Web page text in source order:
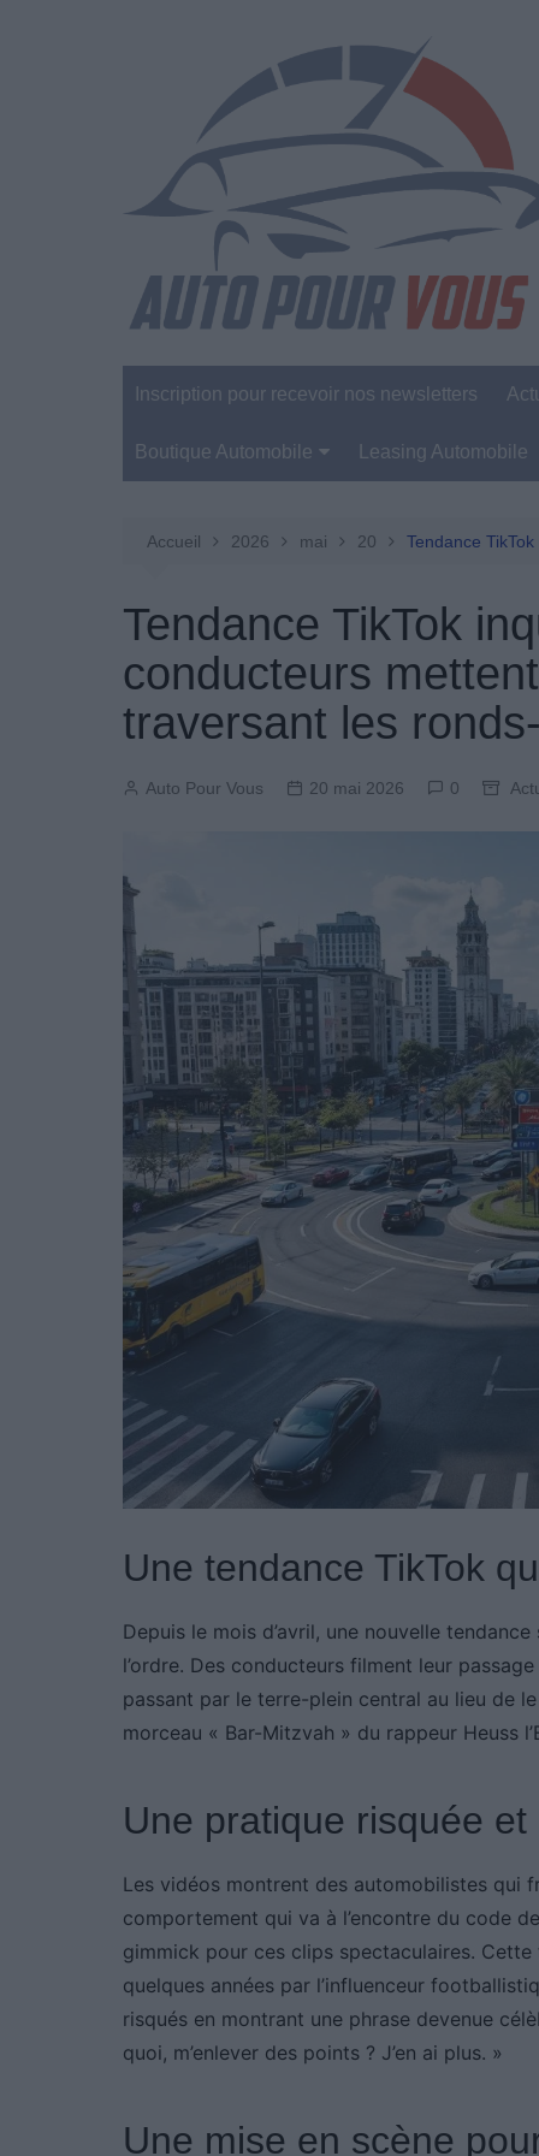
Inscription pour recevoir nos newsletters
Boutique Automobile
Entretien Automobile
Produits Boutique
Leasing Automobile
Accueil 2026 mai 20 Tendance
Tendance TikTok
conducteurs
traversant les
Auto Pour Vous 20 mai 2026 0
Une tendance TikTok
Depuis le mois d’avril, une nouvelle
l’ordre. Des conducteurs filment leur
passant par le terre-plein central au lieu de
morceau « Bar-Mitzvah » du rappeur Heuss
Une pratique risquée et
Les vidéos montrent des automobilistes qui
comportement qui va à l’encontre du code
gimmick pour ces clips spectaculaires.
quelques années par l’influenceur
risqués en montrant une phrase devenue
quoi, m’enlever des points ? J’en ai plus. »
Une mise en scène